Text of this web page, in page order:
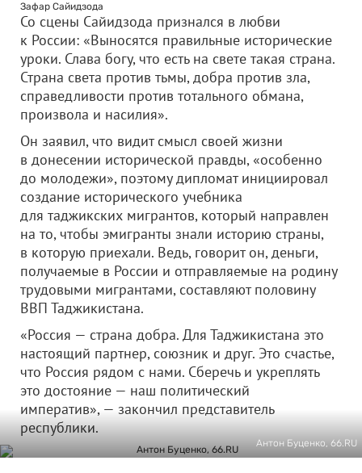
Зафар Сайидзода
Со сцены Сайидзода признался в любви
к России: «Выносятся правильные исторические
уроки. Слава богу, что есть на свете такая страна.
Страна света против тьмы, добра против зла,
справедливости против тотального обмана,
произвола и насилия».
Он заявил, что видит смысл своей жизни
в донесении исторической правды, «особенно
до молодежи», поэтому дипломат инициировал
создание исторического учебника
для таджикских мигрантов, который направлен
на то, чтобы эмигранты знали историю страны,
в которую приехали. Ведь, говорит он, деньги,
получаемые в России и отправляемые на родину
трудовыми мигрантами, составляют половину
ВВП Таджикистана.
«Россия — страна добра. Для Таджикистана это
настоящий партнер, союзник и друг. Это счастье,
что Россия рядом с нами. Сберечь и укреплять
это достояние — наш политический
императив», — закончил представитель
республики.
Антон Буценко, 66.RU